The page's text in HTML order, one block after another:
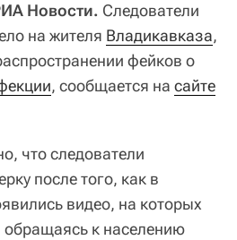
Новости. Следователи
на жителя Владикавказа,
фейков о
, сообщается на сайте
что следователи
после того, как в
видео, на которых
к населению